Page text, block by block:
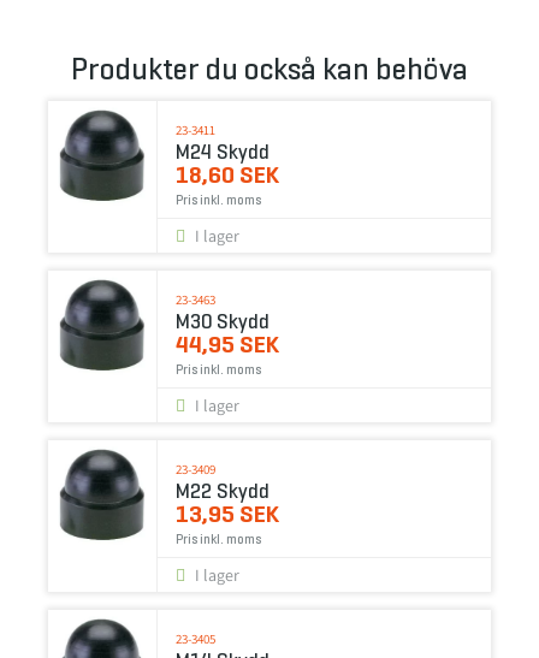
Produkter du också kan behöva
23-3411
M24 Skydd
18,60 SEK
Pris inkl. moms
I lager
23-3463
M30 Skydd
44,95 SEK
Pris inkl. moms
I lager
23-3409
M22 Skydd
13,95 SEK
Pris inkl. moms
I lager
23-3405